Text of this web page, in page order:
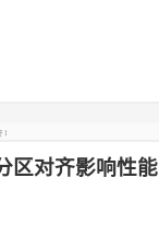
区对齐影响性能